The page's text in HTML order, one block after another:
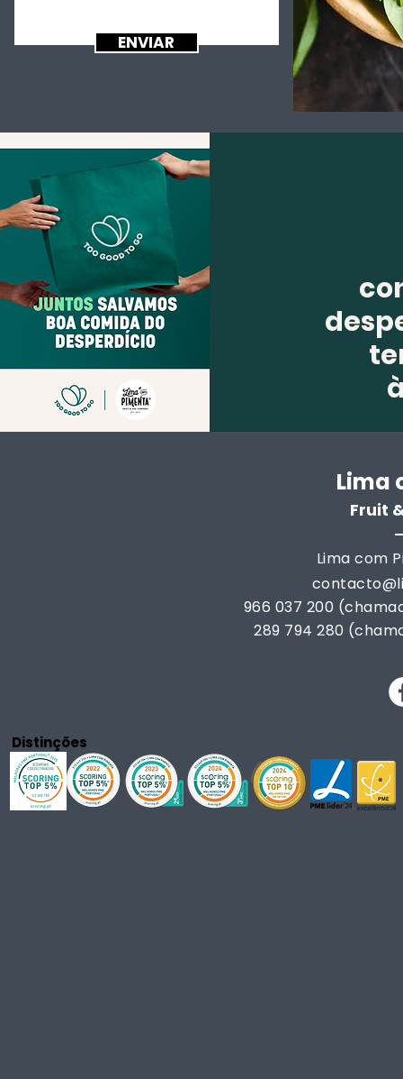
ENVIAR
Lima
Fruit
Lima com
966 037 200
289 794 280
Distinções